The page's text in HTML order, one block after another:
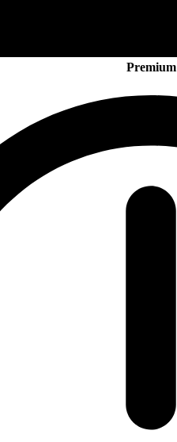
Premium